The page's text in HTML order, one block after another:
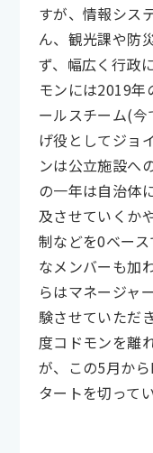
すが、情報シス
ん、観光課や防
ず、幅広く行政
モンには2019年
ールスチーム(今
げ役としてジョ
ンは公立施設へ
の一年は自治体
及させていくか
制などを0ベー
なメンバーも加
らはマネージャ
験させていただ
度コドモンを離
が、この5月か
タートを切ってい